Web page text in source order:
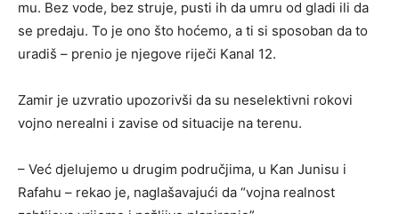
mu. Bez vode, bez struje, pusti ih da umru od gladi ili da
se predaju. To je ono što hoćemo, a ti si sposoban da to
uradiš – prenio je njegove riječi Kanal 12.
Zamir je uzvratio upozorivši da su neselektivni rokovi
vojno nerealni i zavise od situacije na terenu.
– Već djelujemo u drugim područjima, u Kan Junisu i
Rafahu – rekao je, naglašavajući da “vojna realnost